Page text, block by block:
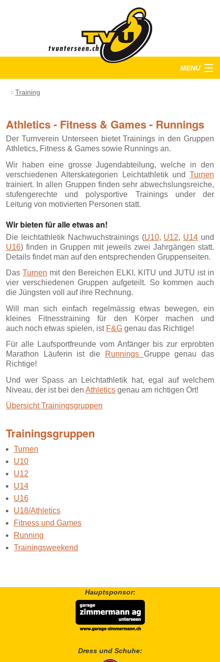
MENU
Startseite
Anlässe
Bilder
Training
Athletics - Fitness & Games - Runnings
Der Turnverein Unterseen bietet Trainings in den Gruppen
Athletics, Fitness & Games sowie Runnings an.
Wir haben eine grosse Jugendabteilung, welche in den
verschiedenen Alterskategorien Leichtathletik und Turnen
trainiert. In allen Gruppen finden sehr abwechslungsreiche,
stufengerechte und polysportive Trainings under der
Leitung von motivierten Personen statt.
Wir bieten für alle etwas an!
Die leichtathletik Nachwuchstrainings (U10, U12, U14 und
U16) finden in Gruppen mit jeweils zwei Jahrgängen statt.
Details findet man auf den entsprechenden Gruppenseiten.
Das Turnen mit den Bereichen ELKI, KITU und JUTU ist in
vier verschiedenen Gruppen aufgeteilt. So kommen auch
die Jüngsten voll auf ihre Rechnung.
Will man sich einfach regelmässig etwas bewegen, ein
kleines Fitnesstraining für den Körper machen und
auch noch etwas spielen, ist F&G genau das Richtige!
Für alle Laufsportfreunde vom Anfänger bis zur erprobten
Marathon Läuferin ist die
Runnings Gruppe genau das
Richtige!
Und wer Spass an Leichtathletik hat, egal auf welchem
Niveau, der ist bei den Athletics genau am richtigen Ort!
Übersicht Trainingsgruppen
Trainingsgruppen
Turnen
U10
U12
U14
U16
U18/Athletics
Fitness und Games
Running
Trainingsweekend
Hauptsponsor:
Dress und Schuhe: